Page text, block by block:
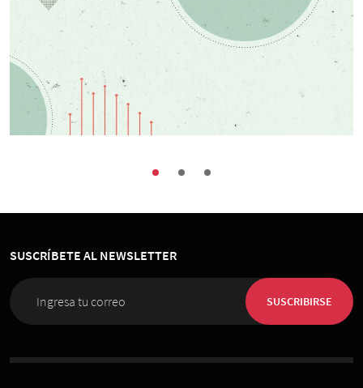
02 de Junio 2023, 9:00 hrs.
Vía Zoom
SUSCRÍBETE AL NEWSLETTER
SUSCRIBIRSE